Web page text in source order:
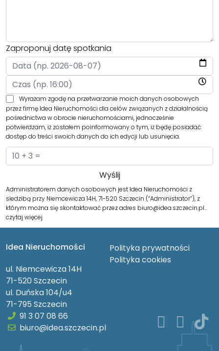
Zaproponuj datę spotkania
Wyrażam zgodę na przetwarzanie moich danych osobowych
przez firmę Idea Nieruchomości dla celów związanych z działalnością
pośrednictwa w obrocie nieruchomościami, jednocześnie
potwierdzam, iż zostałem poinformowany o tym, iż będę posiadać
dostęp do treści swoich danych do ich edycji lub usunięcia.
Administratorem danych osobowych jest Idea Nieruchomości z
siedzibą przy Niemcewicza 14H, 71-520 Szczecin (“Administrator”), z
którym można się skontaktować przez adres biuro@idea.szczecin.pl…
czytaj więcej
Idea Nieruchomości
ul. Niemcewicza 14H
71-520 Szczecin
ul. Duńska 104/u4
71-795 Szczecin
Polityka prywatności
Polityka cookies
91 3 07 08 66
biuro@idea.szczecin.pl